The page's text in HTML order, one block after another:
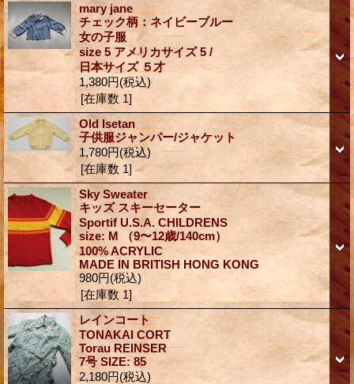
mary jane
チェック柄：ネイビーブルー
女の子服
size 5 アメリカサイズ 5 /
日本サイズ ５才
1,380円(税込)
[在庫数 1]
Old Isetan
子供服ジャンパー/ジャケット
1,780円(税込)
[在庫数 1]
Sky Sweater
キッズ スキーセーター
Sportif U.S.A. CHILDRENS
size: M （9〜12歳/140cm）
100% ACRYLIC
MADE IN BRITISH HONG KONG
980円(税込)
[在庫数 1]
レインコート
TONAKAI CORT
Torau REINSER
7号 SIZE: 85
2,180円(税込)